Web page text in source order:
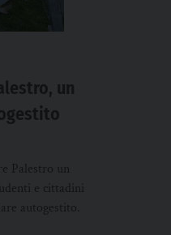
un
Palestro un
e cittadini
autogestito.